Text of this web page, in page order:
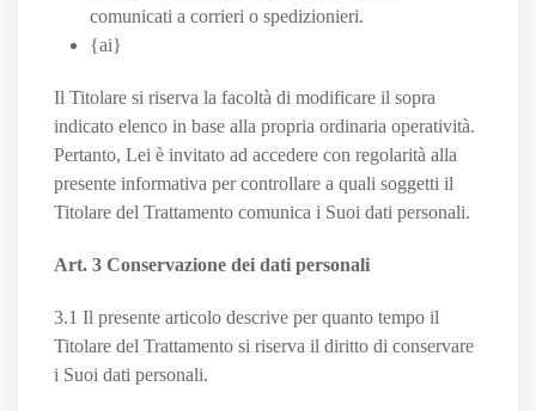
comunicati a corrieri o spedizionieri.
{ai}
Il Titolare si riserva la facoltà di modificare il sopra
indicato elenco in base alla propria ordinaria operatività.
Pertanto, Lei è invitato ad accedere con regolarità alla
presente informativa per controllare a quali soggetti il
Titolare del Trattamento comunica i Suoi dati personali.
Art. 3 Conservazione dei dati personali
3.1 Il presente articolo descrive per quanto tempo il
Titolare del Trattamento si riserva il diritto di conservare
i Suoi dati personali.